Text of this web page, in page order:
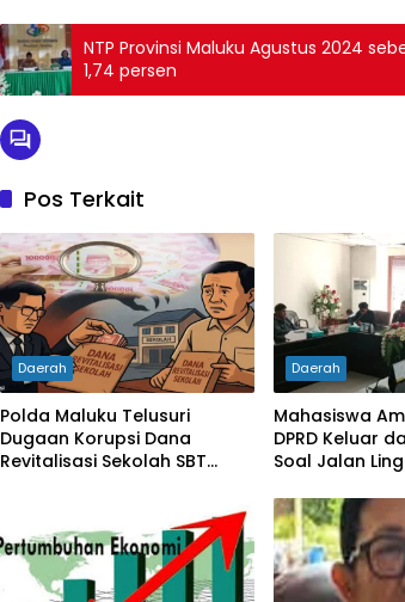
NTP Provinsi Maluku Agustus 2024
1,74 persen
Pos Terkait
Daerah
Polda Maluku Telusuri
Dugaan Korupsi Dana
Revitalisasi Sekolah SBT
Daerah
Mahasiswa
DPRD Keluar
Soal Jalan